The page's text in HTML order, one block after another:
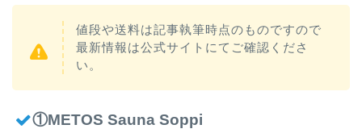
値段や送料は記事執筆時点のものですので
最新情報は公式サイトにてご確認くださ
い。
①METOS Sauna Soppi